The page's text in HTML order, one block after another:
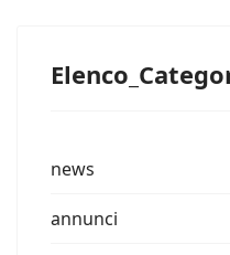
news
annunci